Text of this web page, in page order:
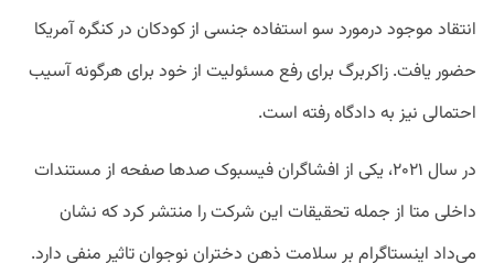
انتقاد موجود درمورد سو استفاده جنسی از کودکان در کنگره آمریکا
حضور یافت. زاکربرگ برای رفع مسئولیت از خود برای هرگونه آسیب
احتمالی نیز به دادگاه رفته است.
در سال ۲۰۲۱، یکی از افشاگران فیسبوک صدها صفحه از مستندات
داخلی متا از جمله تحقیقات این شرکت را منتشر کرد که نشان
می‌داد اینستاگرام بر سلامت ذهن دختران نوجوان تاثیر منفی دارد.